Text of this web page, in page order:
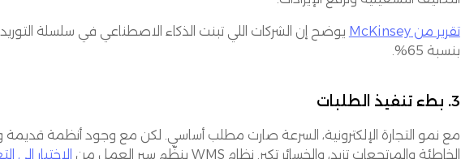
تقرير من McKinsey
بنسبة 65%.
3. بطء تنفيذ الطلبات
مع نمو التجارة الإلكترونية، السرعة صارت مطلب أساسي. لكن مع وجود أنظمة قديمة
الخاطئة والمرتجعات تزيد، والخسائر تكبر. نظام WMS ينظّم سير العمل من
الاختيار إلى